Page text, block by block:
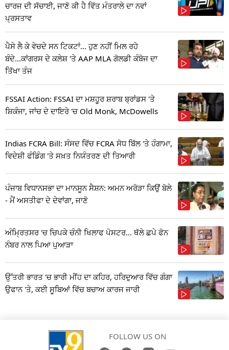
ਚਾਰਜ ਦੀ ਸੱਚਾਈ, ਜਾਣੋ ਕੀ ਹੈ ਵਿੱਤ ਮੰਤਰਾਲੇ ਦਾ ਨਵਾਂ
ਪ੍ਰਸਤਾਵ
ਪੈਸੇ ਲੈ ਕੇ ਵੇਚਦੇ ਸਨ ਟਿਕਟਾਂ... ਹੁਣ ਨਹੀਂ ਮਿਲ ਰਹੇ
ਬੰਦੇ...ਕਾਂਗਰਸ ਦੇ ਕਲੇਸ਼ 'ਤੇ AAP MLA ਗੋਲਡੀ ਕੰਬੋਜ ਦਾ
ਤਿੱਖਾ ਤੰਜ
FSSAI Action: FSSAI ਦਾ ਮਸ਼ਹੂਰ ਸ਼ਰਾਬ ਬ੍ਰਾਂਡਸ 'ਤੇ
ਸ਼ਿਕੰਜਾ, ਜਾਂਚ ਦੇ ਦਾਇਰੇ 'ਚ Old Monk, McDowells
Indias FCRA Bill: ਸੰਸਦ ਵਿੱਚ FCRA ਸੋਧ ਬਿੱਲ 'ਤੇ ਹੰਗਾਮਾ,
ਵਿਦੇਸ਼ੀ ਫੰਡਿੰਗ 'ਤੇ ਸਖ਼ਤ ਨਿਯੰਤਰਣ ਦੀ ਤਿਆਰੀ
ਪੰਜਾਬ ਵਿਧਾਨਸਭਾ ਦਾ ਮਾਨਸੂਨ ਸੈਸ਼ਨ: ਅਮਨ ਅਰੋੜਾ ਕਿਉਂ ਬੋਲੇ
- ਮੈਂ ਅਸਤੀਫਾ ਦੇ ਦੇਵਾਂਗਾ, ਜਾਣੋ
ਅੰਮ੍ਰਿਤਸਰ 'ਚ ਚਿਪਕੇ ਚੰਨੀ ਖਿਲਾਫ ਪੋਸਟਰ... ਥੱਲੇ ਛਪੇ ਫੋਨ
ਨੰਬਰ ਨਾਲ ਪਿਆ ਪੁਆੜਾ
ਉੱਤਰੀ ਭਾਰਤ 'ਚ ਭਾਰੀ ਮੀਂਹ ਦਾ ਕਹਿਰ, ਹਰਿਦੁਆਰ ਵਿੱਚ ਗੰਗਾ
ਉਫਾਨ 'ਤੇ, ਕਈ ਸੂਬਿਆਂ ਵਿੱਚ ਬਚਾਅ ਕਾਰਜ ਜਾਰੀ
FOLLOW US ON